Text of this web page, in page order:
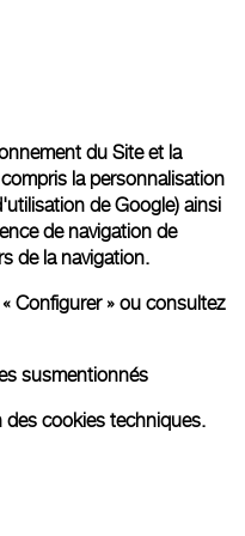
d'illustration. Les coloris et
du Site et la
la personnalisation
de Google) ainsi
de navigation de
de la navigation.
Configurer » ou consultez
susmentionnés
des cookies techniques.